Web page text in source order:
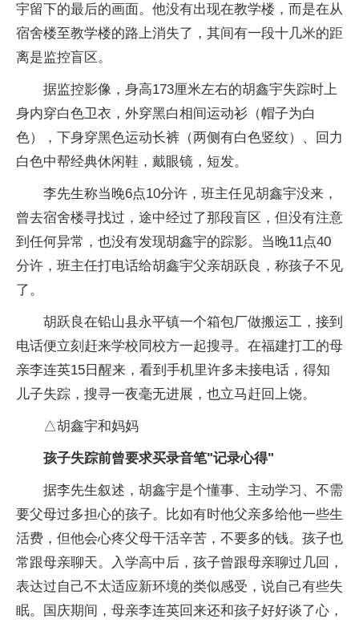
宇留下的最后的画面。他没有出现在教学楼，而是在从
宿舍楼至教学楼的路上消失了，其间有一段十几米的距
离是监控盲区。
据监控影像，身高173厘米左右的胡鑫宇失踪时上
身内穿白色卫衣，外穿黑白相间运动衫（帽子为白
色），下身穿黑色运动长裤（两侧有白色竖纹）、回力
白色中帮经典休闲鞋，戴眼镜，短发。
李先生称当晚6点10分许，班主任见胡鑫宇没来，
曾去宿舍楼寻找过，途中经过了那段盲区，但没有注意
到任何异常，也没有发现胡鑫宇的踪影。当晚11点40
分许，班主任打电话给胡鑫宇父亲胡跃良，称孩子不见
了。
胡跃良在铅山县永平镇一个箱包厂做搬运工，接到
电话便立刻赶来学校同校方一起搜寻。在福建打工的母
亲李连英15日醒来，看到手机里许多未接电话，得知
儿子失踪，搜寻一夜毫无进展，也立马赶回上饶。
△胡鑫宇和妈妈
孩子失踪前曾要求买录音笔"记录心得"
据李先生叙述，胡鑫宇是个懂事、主动学习、不需
要父母过多担心的孩子。比如有时他父亲多给他一些生
活费，但他会心疼父母干活辛苦，不要多的钱。孩子也
常跟母亲聊天。入学高中后，孩子曾跟母亲聊过几回，
表达过自己不太适应新环境的类似感受，说自己有些失
眠。国庆期间，母亲李连英回来还和孩子好好谈了心，